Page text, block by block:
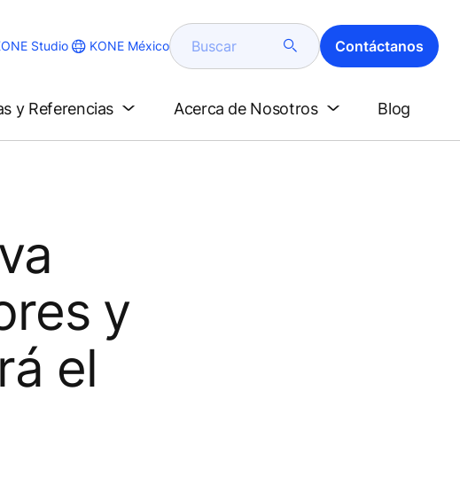
Studio KONE México Buscar Contáctanos
y Referencias Acerca de Nosotros Blog
y
el